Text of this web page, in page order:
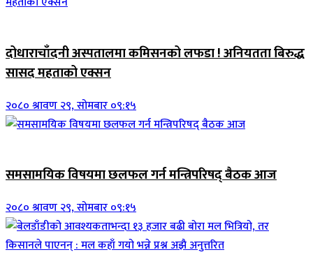
दोधाराचाँदनी अस्पतालमा कमिसनको लफडा ! अनियतता बिरुद्ध
सासद महताको एक्सन
२०८० श्रावण २९, सोमबार ०९:१५
समसामयिक विषयमा छलफल गर्न मन्त्रिपरिषद् बैठक आज
२०८० श्रावण २९, सोमबार ०९:१५